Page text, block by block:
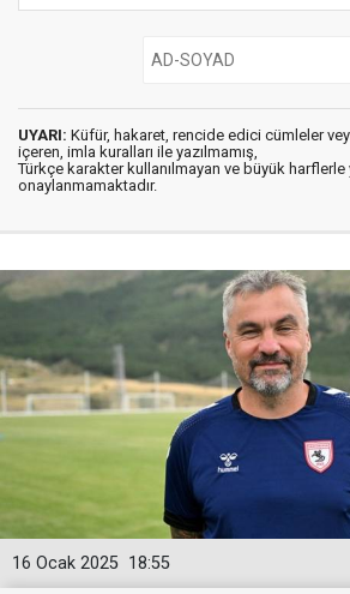
UYARI: Küfür, hakaret, rencide edici cümleler
içeren, imla kuralları ile yazılmamış,
Türkçe karakter kullanılmayan ve büyük harflerle
onaylanmamaktadır.
18:55
16 Ocak 2025